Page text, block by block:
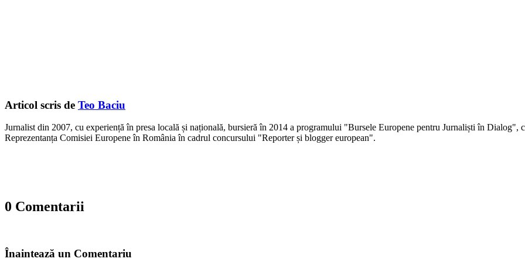
Articol scris de Teo Baciu
Jurnalist din 2007, cu experiență în presa locală și națională, bursieră în 2014 a programului "Bursele Europene pentru Jurnaliști în Dialog",
Reprezentanța Comisiei Europene în România în cadrul concursului "Reporter și blogger european".
0 Comentarii
Înaintează un Comentariu